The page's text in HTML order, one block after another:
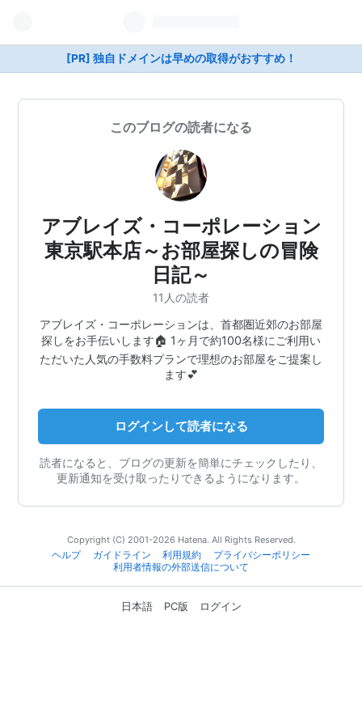
[PR] 独自ドメインは早めの取得がおすすめ！
このブログの読者になる
アブレイズ・コーポレーション
東京駅本店～お部屋探しの冒険
日記～
11人の読者
アブレイズ・コーポレーションは、首都圏近郊のお部屋
探しをお手伝いします🏠 1ヶ月で約100名様にご利用い
ただいた人気の手数料プランで理想のお部屋をご提案し
ます💕
ログインして読者になる
読者になると、ブログの更新を簡単にチェックしたり、
更新通知を受け取ったりできるようになります。
Copyright (C) 2001-2026 Hatena. All Rights Reserved.
ヘルプ
ガイドライン 利用規約
プライバシーポリシー
利用者情報の外部送信について
日本語 PC版 ログイン